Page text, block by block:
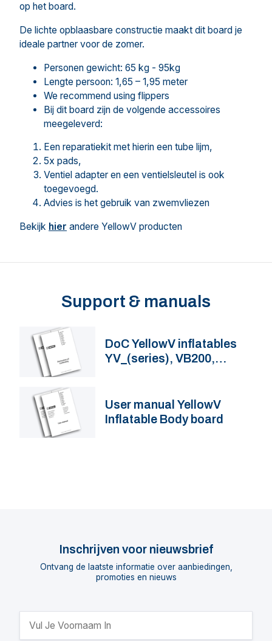
op het board.
De lichte opblaasbare constructie maakt dit board je
ideale partner voor de zomer.
Personen gewicht: 65 kg - 95kg
Lengte persoon: 1,65 – 1,95 meter
We recommend using flippers
Bij dit board zijn de volgende accessoires
meegeleverd:
Een reparatiekit met hierin een tube lijm,
5x pads,
Ventiel adapter en een ventielsleutel is ook
toegevoegd.
Advies is het gebruik van zwemvliezen
Bekijk hier andere YellowV producten
Support & manuals
DoC YellowV inflatables
YV_(series), VB200,
User manual YellowV
Inflatable Body board
Inschrijven voor nieuwsbrief
Ontvang de laatste informatie over aanbiedingen,
promoties en nieuws